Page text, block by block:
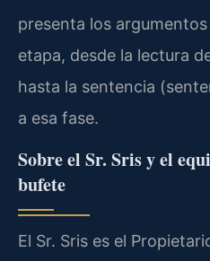
presenta los
etapa, desde la lectura
hasta la sentencia
a esa fase.
Sobre el Sr. Sris y el
bufete
El Sr. Sris es el